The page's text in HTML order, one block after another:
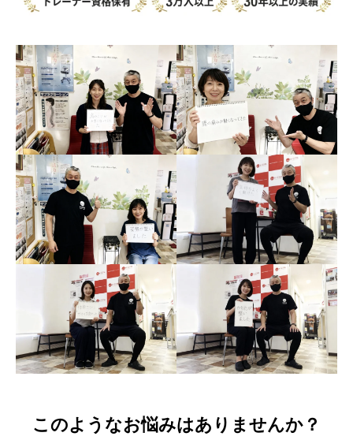
このようなお悩みはありませんか？